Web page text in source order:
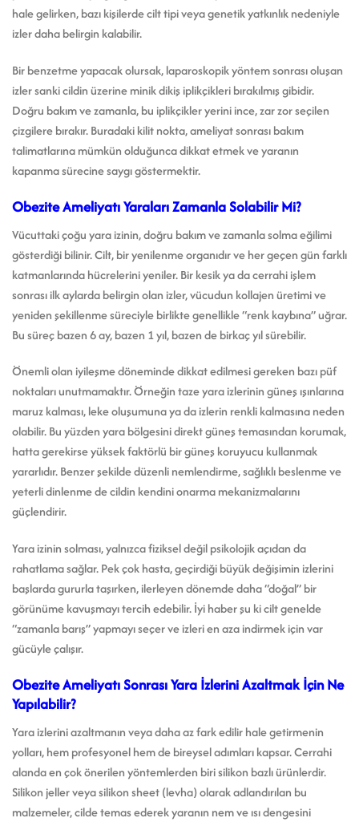
hale gelirken, bazı kişilerde cilt tipi veya genetik yatkınlık nedeniyle
izler daha belirgin kalabilir.
Bir benzetme yapacak olursak, laparoskopik yöntem sonrası oluşan
izler sanki cildin üzerine minik dikiş iplikçikleri bırakılmış gibidir.
Doğru bakım ve zamanla, bu iplikçikler yerini ince, zar zor seçilen
çizgilere bırakır. Buradaki kilit nokta, ameliyat sonrası bakım
talimatlarına mümkün olduğunca dikkat etmek ve yaranın
kapanma sürecine saygı göstermektir.
Obezite Ameliyatı Yaraları Zamanla Solabilir Mi?
Vücuttaki çoğu yara izinin, doğru bakım ve zamanla solma eğilimi
gösterdiği bilinir. Cilt, bir yenilenme organıdır ve her geçen gün farklı
katmanlarında hücrelerini yeniler. Bir kesik ya da cerrahi işlem
sonrası ilk aylarda belirgin olan izler, vücudun kollajen üretimi ve
yeniden şekillenme süreciyle birlikte genellikle “renk kaybına” uğrar.
Bu süreç bazen 6 ay, bazen 1 yıl, bazen de birkaç yıl sürebilir.
Önemli olan iyileşme döneminde dikkat edilmesi gereken bazı püf
noktaları unutmamaktır. Örneğin taze yara izlerinin güneş ışınlarına
maruz kalması, leke oluşumuna ya da izlerin renkli kalmasına neden
olabilir. Bu yüzden yara bölgesini direkt güneş temasından korumak,
hatta gerekirse yüksek faktörlü bir güneş koruyucu kullanmak
yararlıdır. Benzer şekilde düzenli nemlendirme, sağlıklı beslenme ve
yeterli dinlenme de cildin kendini onarma mekanizmalarını
güçlendirir.
Yara izinin solması, yalnızca fiziksel değil psikolojik açıdan da
rahatlama sağlar. Pek çok hasta, geçirdiği büyük değişimin izlerini
başlarda gururla taşırken, ilerleyen dönemde daha “doğal” bir
görünüme kavuşmayı tercih edebilir. İyi haber şu ki cilt genelde
“zamanla barış” yapmayı seçer ve izleri en aza indirmek için var
gücüyle çalışır.
Obezite Ameliyatı Sonrası Yara İzlerini Azaltmak İçin Ne
Yapılabilir?
Yara izlerini azaltmanın veya daha az fark edilir hale getirmenin
yolları, hem profesyonel hem de bireysel adımları kapsar. Cerrahi
alanda en çok önerilen yöntemlerden biri silikon bazlı ürünlerdir.
Silikon jeller veya silikon sheet (levha) olarak adlandırılan bu
malzemeler, cilde temas ederek yaranın nem ve ısı dengesini